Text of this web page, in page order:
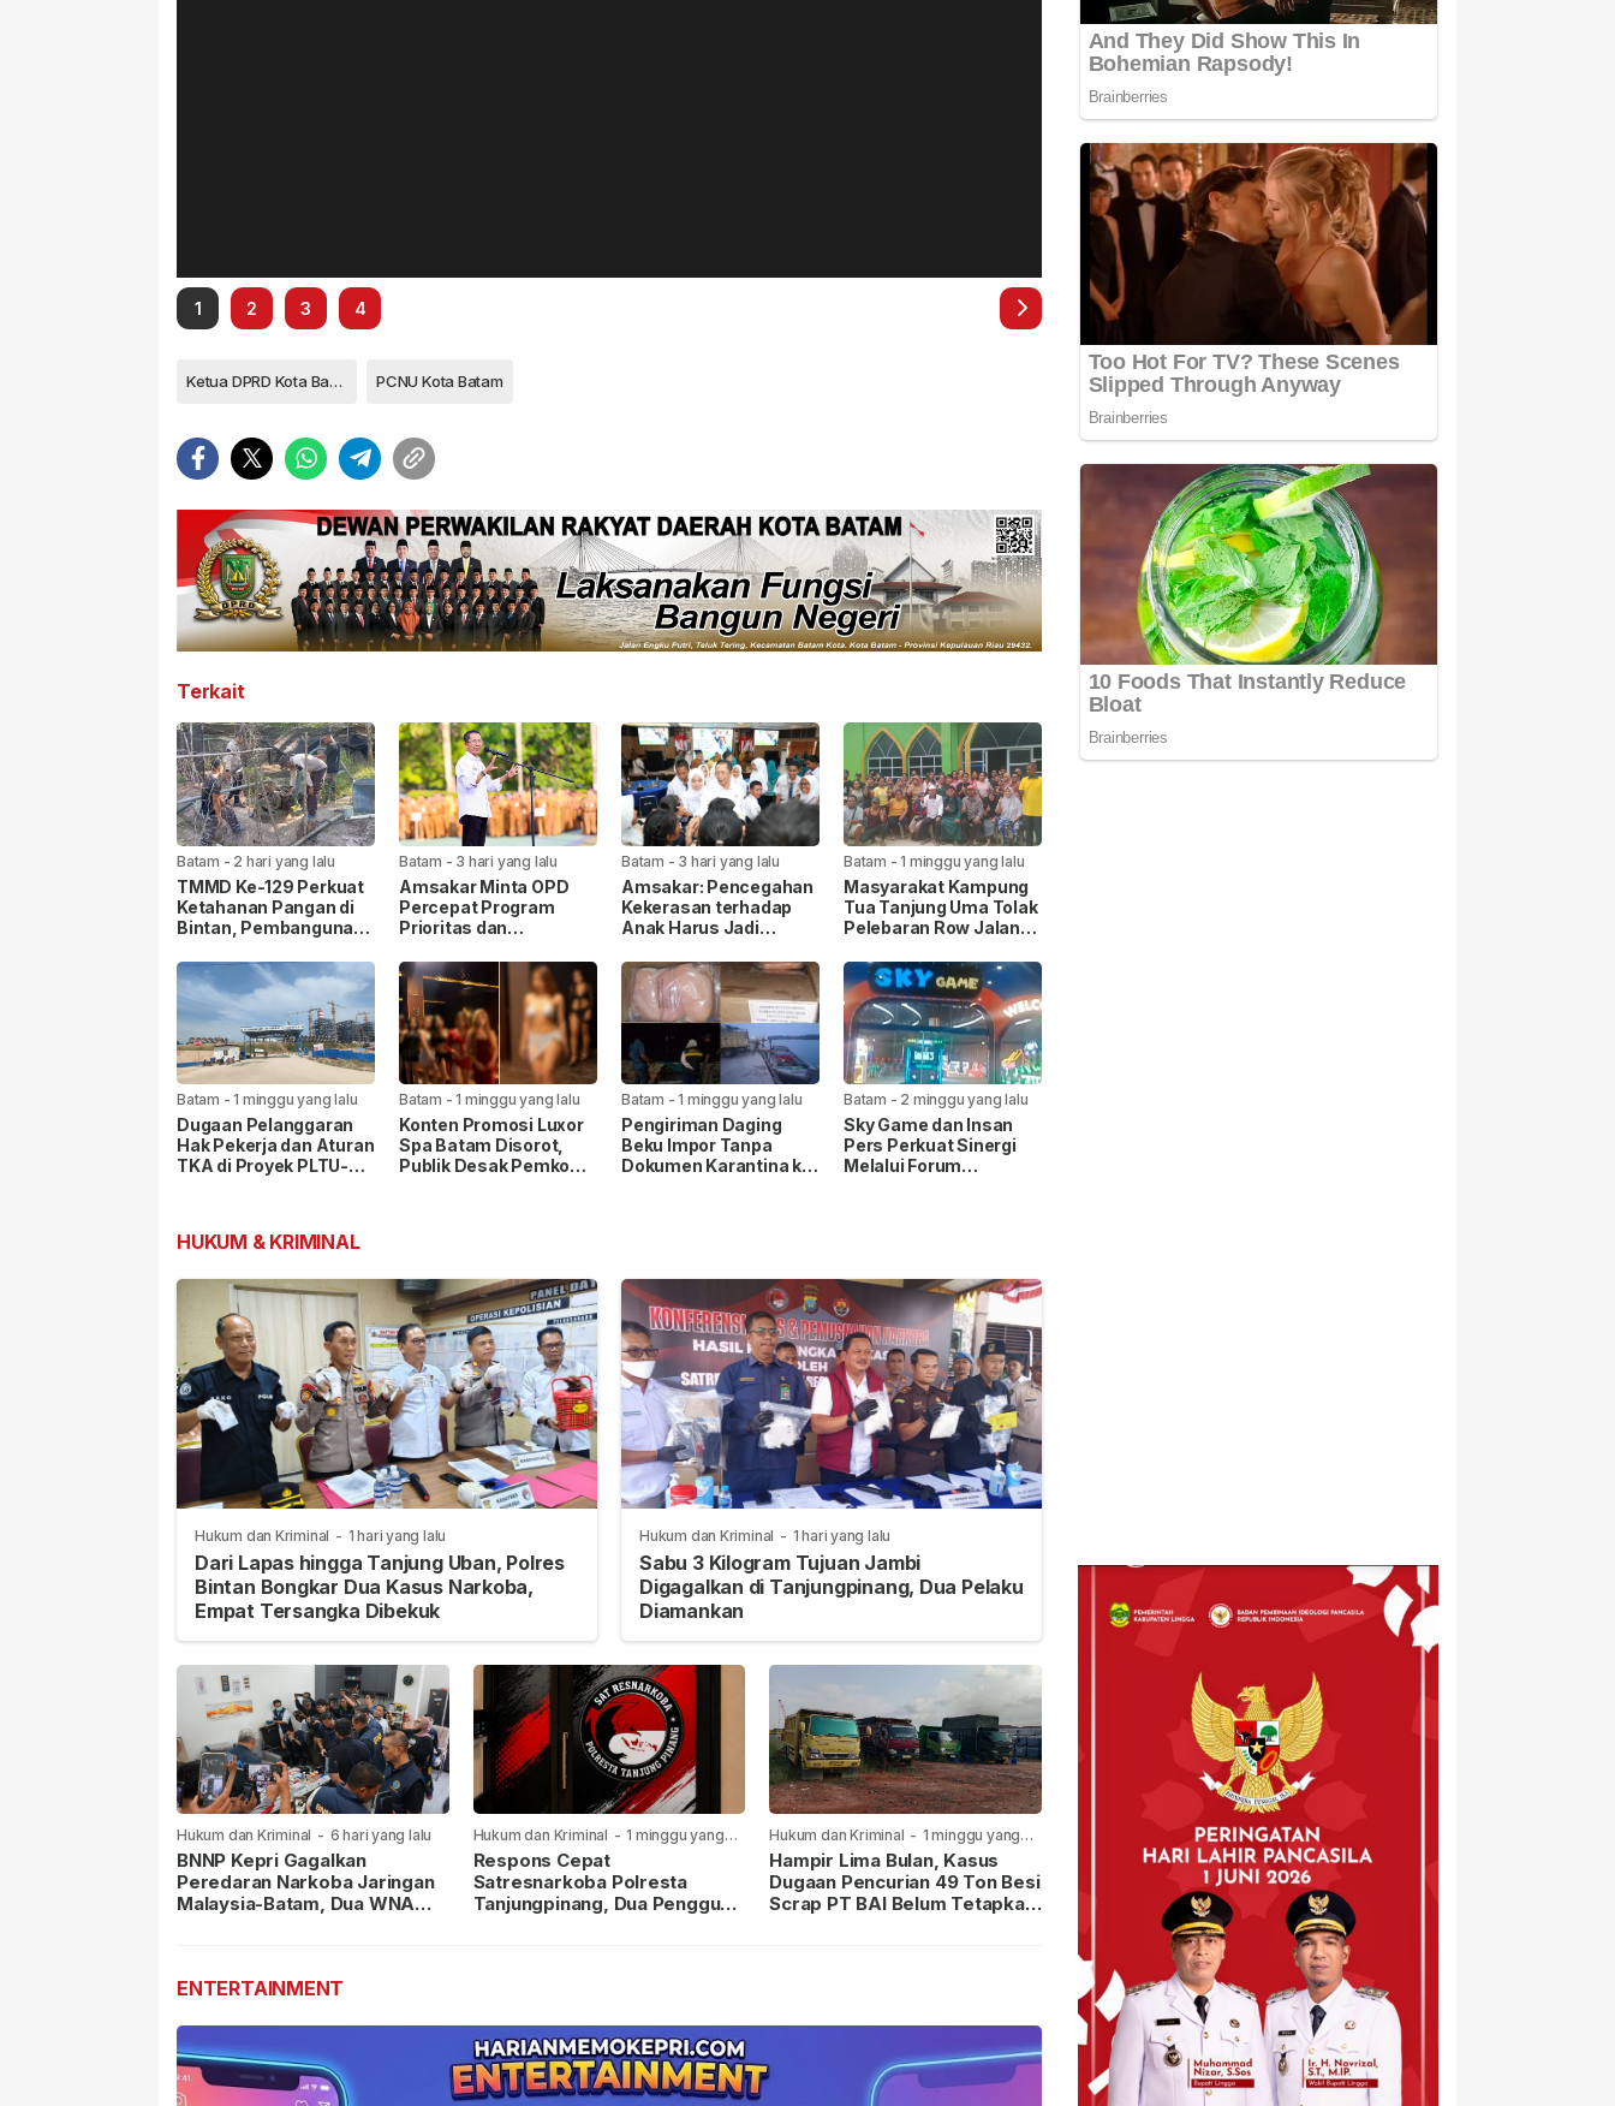
1 2 3 4
Ketua DPRD Kota Batam Nuryanto PCNU Kota Batam
Terkait
Batam - 2 hari yang lalu
TMMD Ke-129 Perkuat
Ketahanan Pangan di
Bintan, Pembangunan
Persen
Batam - 3 hari yang lalu
Amsakar Minta OPD
Percepat Program
Prioritas dan
Pelayanan Publik
Batam - 3 hari yang lalu
Amsakar: Pencegahan
Kekerasan terhadap
Anak Harus Jadi
Batam -1 minggu yang lalu
Masyarakat Kampung
Tua Tanjung Uma Tolak
Pelebaran Row Jalan
Agama Kompak Jaga
Masjid Nur Ilahi
Batam -1 minggu yang lalu
Dugaan Pelanggaran
Hak Pekerja dan Aturan
TKA di Proyek PLTU-
Batam -1 minggu yang lalu
Konten Promosi Luxor
Spa Batam Disorot,
Publik Desak Pemko
Batam -1 minggu yang lalu
Pengiriman Daging
Beku Impor Tanpa
Dokumen Karantina ke
Batam - 2 minggu yang lalu
Sky Game dan Insan
Pers Perkuat Sinergi
Melalui Forum
HUKUM & KRIMINAL
Hukum dan Kriminal - 1 hari yang lalu
Dari Lapas hingga Tanjung Uban, Polres
Bintan Bongkar Dua Kasus Narkoba,
Empat Tersangka Dibekuk
Hukum dan Kriminal - 1 hari yang lalu
Sabu 3 Kilogram Tujuan Jambi
Digagalkan di Tanjungpinang, Dua Pelaku
Diamankan
Hukum dan Kriminal - 6 hari yang lalu
BNNP Kepri Gagalkan
Peredaran Narkoba Jaringan
Malaysia-Batam, Dua WNA
Hukum dan Kriminal - 1 minggu yang
lalu
Respons Cepat
Satresnarkoba Polresta
Tanjungpinang, Dua Pengguna
Hukum dan Kriminal - 1 minggu yang
lalu
Hampir Lima Bulan, Kasus
Dugaan Pencurian 49 Ton Besi
Scrap PT BAI Belum Tetapkan
ENTERTAINMENT